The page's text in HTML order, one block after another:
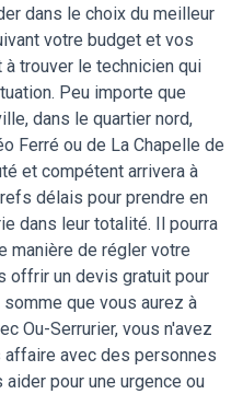
dans le choix du meilleur
votre budget et vos
trouver le technicien qui
Peu importe que
dans le quartier nord,
Ferré ou de La Chapelle de
et compétent arrivera à
délais pour prendre en
dans leur totalité. Il pourra
manière de régler votre
offrir un devis gratuit pour
que vous aurez à
Ou-Serrurier, vous n'avez
avec des personnes
pour une urgence ou